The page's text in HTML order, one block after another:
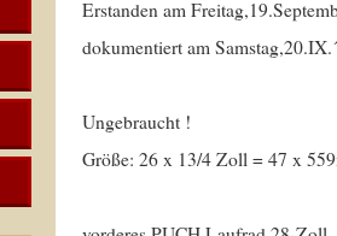
Erstanden am
dokumentiert am
Ungebraucht !
Größe: 26 x 13/4 Zoll = 47 x